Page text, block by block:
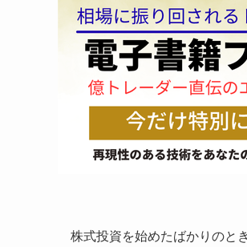
株式投資を始めたばかりのと